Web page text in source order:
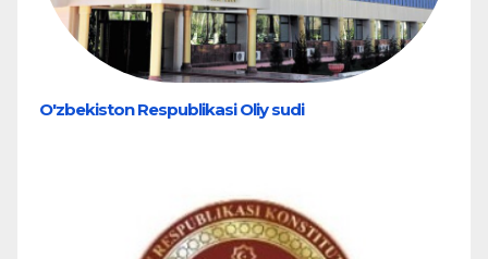
O'zbekiston Respublikasi Oliy sudi